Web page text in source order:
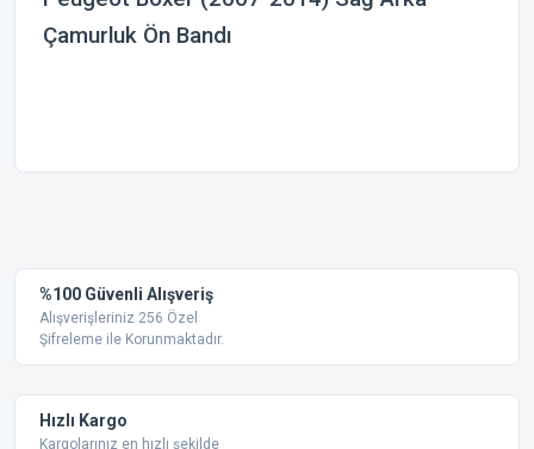
Çamurluk Ön Bandı
Ürün resmi kalitesiz, bozuk veya görüntülenemiyor.
Ürün açıklamasında eksik bilgiler bulunuyor.
Bu ürüne benzer farklı alternatifler olmalı.
%100 Güvenli Alışveriş
Alışverişleriniz 256 Özel
Şifreleme ile Korunmaktadır.
Hızlı Kargo
Kargolarınız en hızlı şekilde